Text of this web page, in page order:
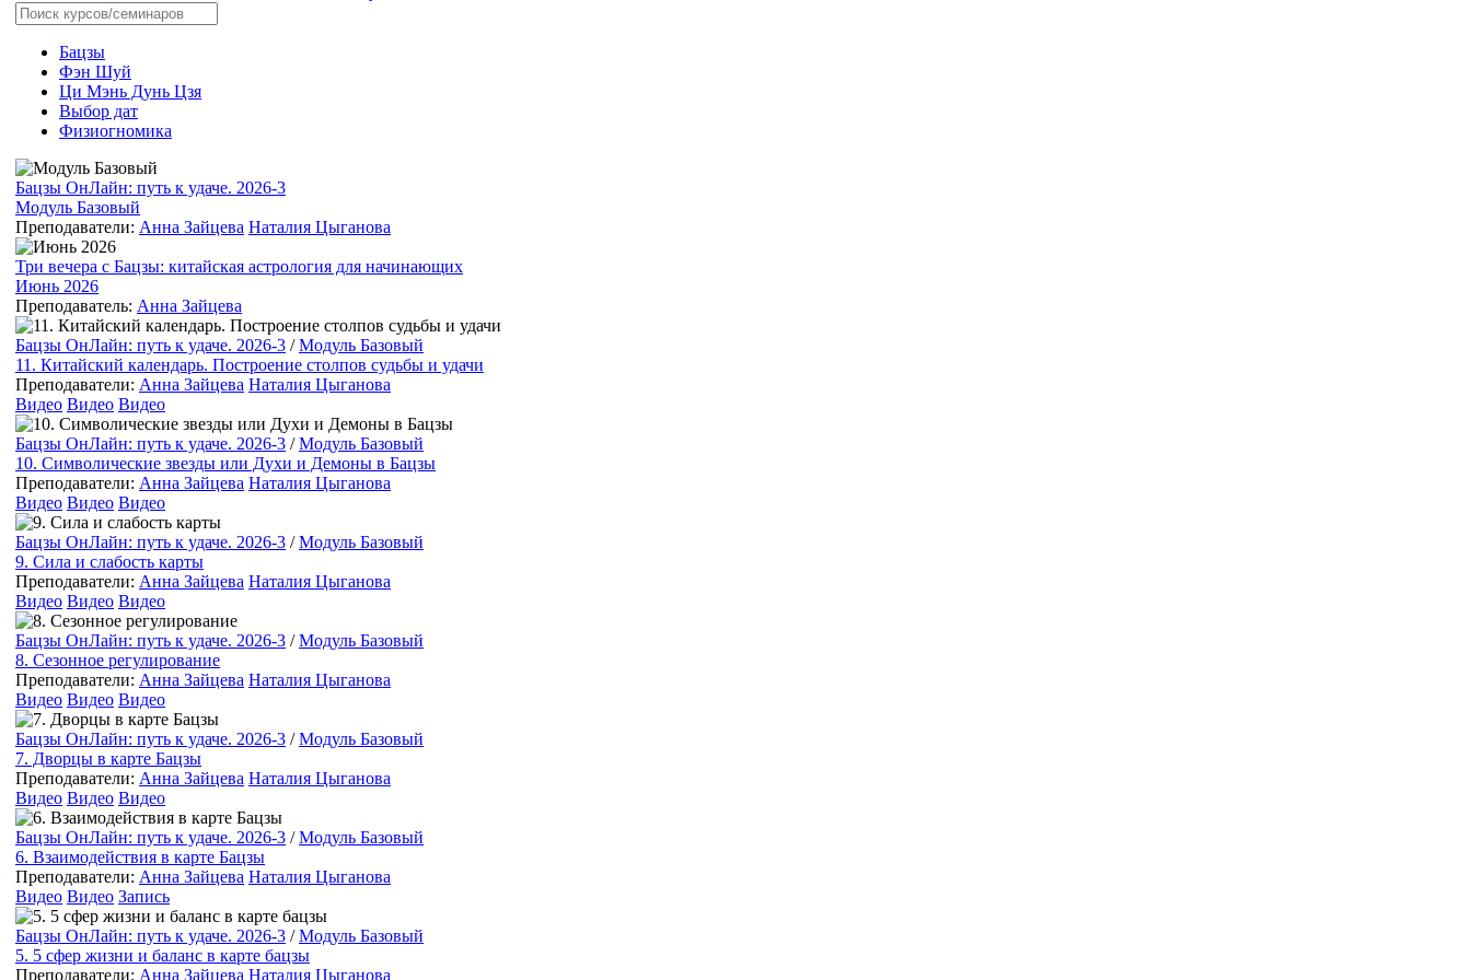
Бацзы
Фэн Шуй
Ци Мэнь Дунь Цзя
Выбор дат
Физиогномика
Бацзы ОнЛайн: путь к удаче. 2026-3
Модуль Базовый
Преподаватели: Анна Зайцева Наталия Цыганова
Три вечера с Бацзы: китайская астрология для начинающих
Июнь 2026
Преподаватель: Анна Зайцева
Бацзы ОнЛайн: путь к удаче. 2026-3 /Модуль Базовый
11. Китайский календарь. Построение столпов судьбы и удачи
Преподаватели: Анна Зайцева Наталия Цыганова
Видео Видео Видео
Бацзы ОнЛайн: путь к удаче. 2026-3 /Модуль Базовый
10. Символические звезды или Духи и Демоны в Бацзы
Преподаватели: Анна Зайцева Наталия Цыганова
Видео Видео Видео
Бацзы ОнЛайн: путь к удаче. 2026-3 /Модуль Базовый
9. Сила и слабость карты
Преподаватели: Анна Зайцева Наталия Цыганова
Видео Видео Видео
Бацзы ОнЛайн: путь к удаче. 2026-3 /Модуль Базовый
8. Сезонное регулирование
Преподаватели: Анна Зайцева Наталия Цыганова
Видео Видео Видео
Бацзы ОнЛайн: путь к удаче. 2026-3 /Модуль Базовый
7. Дворцы в карте Бацзы
Преподаватели: Анна Зайцева Наталия Цыганова
Видео Видео Видео
Бацзы ОнЛайн: путь к удаче. 2026-3 /Модуль Базовый
6. Взаимодействия в карте Бацзы
Преподаватели: Анна Зайцева Наталия Цыганова
Видео Видео Запись
Бацзы ОнЛайн: путь к удаче. 2026-3 /Модуль Базовый
5. 5 сфер жизни и баланс в карте бацзы
Преподаватели: Анна Зайцева Наталия Цыганова